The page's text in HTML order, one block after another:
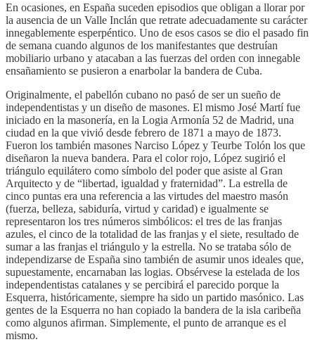
En ocasiones, en España suceden episodios que obligan a llorar por
la ausencia de un Valle Inclán que retrate adecuadamente su carácter
innegablemente esperpéntico. Uno de esos casos se dio el pasado fin
de semana cuando algunos de los manifestantes que destruían
mobiliario urbano y atacaban a las fuerzas del orden con innegable
ensañamiento se pusieron a enarbolar la bandera de Cuba.
Originalmente, el pabellón cubano no pasó de ser un sueño de
independentistas y un diseño de masones. El mismo José Martí fue
iniciado en la masonería, en la Logia Armonía 52 de Madrid, una
ciudad en la que vivió desde febrero de 1871 a mayo de 1873.
Fueron los también masones Narciso López y Teurbe Tolón los que
diseñaron la nueva bandera. Para el color rojo, López sugirió el
triángulo equilátero como símbolo del poder que asiste al Gran
Arquitecto y de “libertad, igualdad y fraternidad”. La estrella de
cinco puntas era una referencia a las virtudes del maestro masón
(fuerza, belleza, sabiduría, virtud y caridad) e igualmente se
representaron los tres números simbólicos: el tres de las franjas
azules, el cinco de la totalidad de las franjas y el siete, resultado de
sumar a las franjas el triángulo y la estrella. No se trataba sólo de
independizarse de España sino también de asumir unos ideales que,
supuestamente, encarnaban las logias. Obsérvese la estelada de los
independentistas catalanes y se percibirá el parecido porque la
Esquerra, históricamente, siempre ha sido un partido masónico. Las
gentes de la Esquerra no han copiado la bandera de la isla caribeña
como algunos afirman. Simplemente, el punto de arranque es el
mismo.